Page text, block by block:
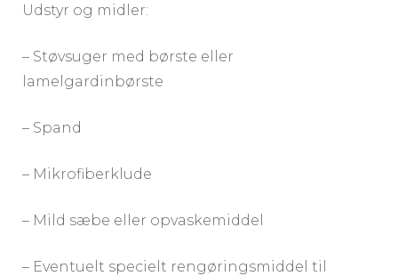
Udstyr og midler:
– Støvsuger med børste eller
lamelgardinbørste
– Spand
– Mikrofiberklude
– Mild sæbe eller opvaskemiddel
– Eventuelt specielt rengøringsmiddel til